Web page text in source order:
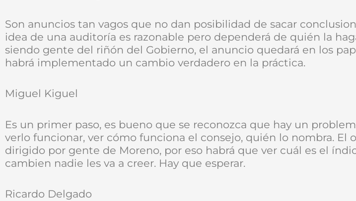
Son anuncios tan vagos que no dan posibilidad de sacar
idea de una auditoría es razonable pero dependerá de quién la
siendo gente del riñón del Gobierno, el anuncio quedará en los
habrá implementado un cambio verdadero en la práctica.
Miguel Kiguel
Es un primer paso, es bueno que se reconozca que hay un
verlo funcionar, ver cómo funciona el consejo, quién lo nombra. El
dirigido por gente de Moreno, por eso habrá que ver cuál es el
cambien nadie les va a creer. Hay que esperar.
Ricardo Delgado